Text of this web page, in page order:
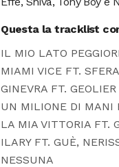
Questa la tracklist
IL MIO LATO
MIAMI VICE FT.
GINEVRA FT. GEOLIER
UN MILIONE DI MANI
LA MIA VITTORIA FT.
ILARY FT. GUÈ,
NESSUNA